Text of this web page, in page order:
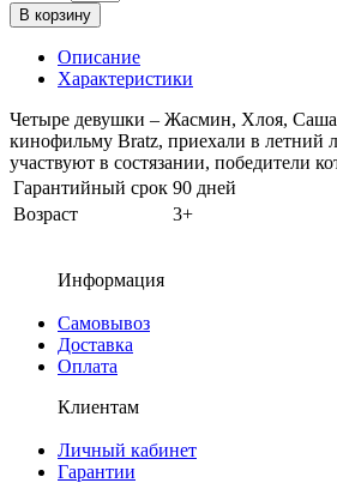
В корзину
Описание
Характеристики
Четыре девушки – Жасмин, Хлоя, Саша
кинофильму Bratz, приехали в летний
участвуют в состязании, победители
Гарантийный срок 90 дней
Возраст
3+
Информация
Самовывоз
Доставка
Оплата
Клиентам
Личный кабинет
Гарантии